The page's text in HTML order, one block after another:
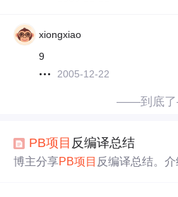
xiongxiao
9
2005-12-22
——到底
PB项目 反编译总结
博主分享PB项目 反编译总结。